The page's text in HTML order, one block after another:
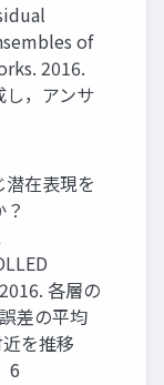
of
2016.
，アンサ
在表現を
各層の
差の平均
を推移
6